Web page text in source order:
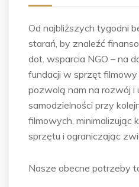
Od najbliższych tygodni
starań, by znaleźć
dot. wsparcia NGO – na
fundacji w sprzęt filmowy
pozwolą nam na rozwój i
samodzielności przy
filmowych, minimalizując
sprzętu i ograniczając
Nasze obecne potrzeby